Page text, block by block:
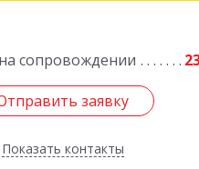
сопровождении
заявку
Показать контакты
заявку
Назад